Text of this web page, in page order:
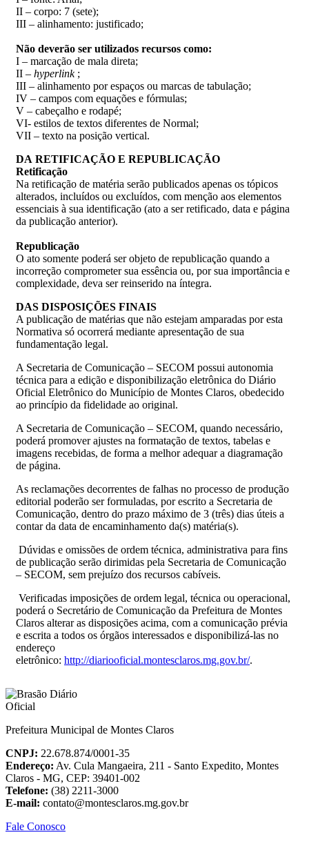
II – corpo: 7 (sete);
III – alinhamento: justificado;
Não deverão ser utilizados recursos como:
I – marcação de mala direta;
II – hyperlink ;
III – alinhamento por espaços ou marcas de tabulação;
IV – campos com equações e fórmulas;
V – cabeçalho e rodapé;
VI- estilos de textos diferentes de Normal;
VII – texto na posição vertical.
DA RETIFICAÇÃO E REPUBLICAÇÃO
Retificação
Na retificação de matéria serão publicados apenas os tópicos
alterados, incluídos ou excluídos, com menção aos elementos
essenciais à sua identificação (ato a ser retificado, data e página
da publicação anterior).
Republicação
O ato somente poderá ser objeto de republicação quando a
incorreção comprometer sua essência ou, por sua importância e
complexidade, deva ser reinserido na íntegra.
DAS DISPOSIÇÕES FINAIS
A publicação de matérias que não estejam amparadas por esta
Normativa só ocorrerá mediante apresentação de sua
fundamentação legal.
A Secretaria de Comunicação – SECOM possui autonomia
técnica para a edição e disponibilização eletrônica do Diário
Oficial Eletrônico do Município de Montes Claros, obedecido
ao princípio da fidelidade ao original.
A Secretaria de Comunicação – SECOM, quando necessário,
poderá promover ajustes na formatação de textos, tabelas e
imagens recebidas, de forma a melhor adequar a diagramação
de página.
As reclamações decorrentes de falhas no processo de produção
editorial poderão ser formuladas, por escrito a Secretaria de
Comunicação, dentro do prazo máximo de 3 (três) dias úteis a
contar da data de encaminhamento da(s) matéria(s).
Dúvidas e omissões de ordem técnica, administrativa para fins
de publicação serão dirimidas pela Secretaria de Comunicação
– SECOM, sem prejuízo dos recursos cabíveis.
Verificadas imposições de ordem legal, técnica ou operacional,
poderá o Secretário de Comunicação da Prefeitura de Montes
Claros alterar as disposições acima, com a comunicação prévia
e escrita a todos os órgãos interessados e disponibilizá-las no
endereço
eletrônico: http://diariooficial.montesclaros.mg.gov.br/.
Prefeitura Municipal de Montes Claros
CNPJ: 22.678.874/0001-35
Endereço: Av. Cula Mangaeira, 211 - Santo Expedito, Montes
Claros - MG, CEP: 39401-002
Telefone: (38) 2211-3000
E-mail: contato@montesclaros.mg.gov.br
Fale Conosco